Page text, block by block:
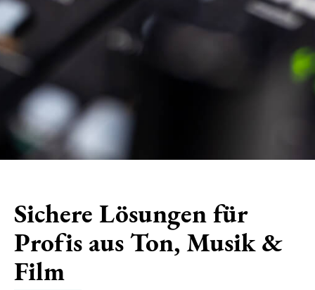
Sichere Lösungen für
Profis aus Ton, Musik &
Film